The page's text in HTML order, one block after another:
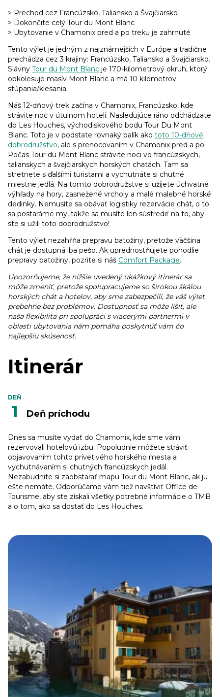
> Prechod cez Francúzsko, Taliansko a Švajčiarsko
> Dokončite celý Tour du Mont Blanc
> Ubytovanie v Chamonix pred a po treku je zahrnuté
Tento výlet je jedným z najznámejších v Európe a tradične
prechádza cez 3 krajiny: Francúzsko, Taliansko a Švajčiarsko.
Slávny Tour du Mont Blanc je 170-kilometrový okruh, ktorý
obkolesuje masív Mont Blanc a má 10 kilometrov
stúpania/klesania.
Náš 12-dňový trek začína v Chamonix, Francúzsko, kde
strávite noc v útulnom hoteli. Nasledujúce ráno odchádzate
do Les Houches, východiskového bodu Tour Du Mont
Blanc. Toto je v podstate rovnaký balík ako toto 10-dňové
dobrodružstvo, ale s prenocovaním v Chamonix pred a po.
Počas Tour du Mont Blanc strávite noci vo francúzskych,
talianskych a švajčiarskych horských chatách. Tam sa
stretnete s ďalšími turistami a vychutnáte si chutné
miestne jedlá. Na tomto dobrodružstve si užijete úchvatné
výhľady na hory, zasnežené vrcholy a malé malebné horské
dedinky. Nemusíte sa obávať logistiky rezervácie chát, o to
sa postaráme my, takže sa musíte len sústrediť na to, aby
ste si užili toto dobrodružstvo!
Tento výlet nezahŕňa prepravu batožiny, pretože väčšina
chát je dostupná iba pešo. Ak uprednostňujete pohodlie
prepravy batožiny, pozrite si náš Comfort Package.
Upozorňujeme, že nižšie uvedený ukážkový itinerár sa
môže zmeniť, pretože spolupracujeme so širokou škálou
horských chát a hotelov, aby sme zabezpečili, že váš výlet
prebehne bez problémov. Dostupnosť sa môže líšiť, ale
naša flexibilita pri spolupráci s viacerými partnermi v
oblasti ubytovania nám pomáha poskytnúť vám čo
najlepšiu skúsenosť.
Itinerár
DEŇ
1 Deň príchodu
Dnes sa musíte vydať do Chamonix, kde sme vám
rezervovali hotelovú izbu. Popoludnie môžete stráviť
objavovaním tohto prívetivého horského mesta a
vychutnávaním si chutných francúzskych jedál.
Nezabudnite si zaobstarať mapu Tour du Mont Blanc, ak ju
ešte nemáte. Odporúčame vám tiež navštíviť Office de
Tourisme, aby ste získali všetky potrebné informácie o TMB
a o tom, ako sa dostať do Les Houches.